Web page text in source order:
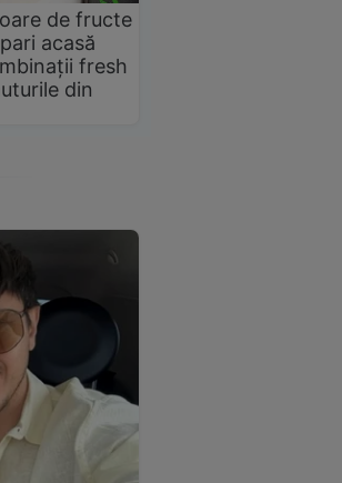
de fructe
acasă
fresh
din